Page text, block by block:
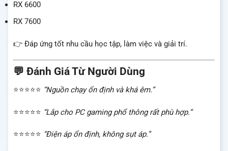
RX 6600
RX 7600
👉 Đáp ứng tốt nhu cầu học tập, làm việc và giải trí.
💬 Đánh Giá Từ Người Dùng
⭐⭐⭐⭐⭐ “Nguồn chạy ổn định và khá êm.”
⭐⭐⭐⭐⭐ “Lắp cho PC gaming phổ thông rất phù hợp.”
⭐⭐⭐⭐⭐ “Điện áp ổn định, không sụt áp.”